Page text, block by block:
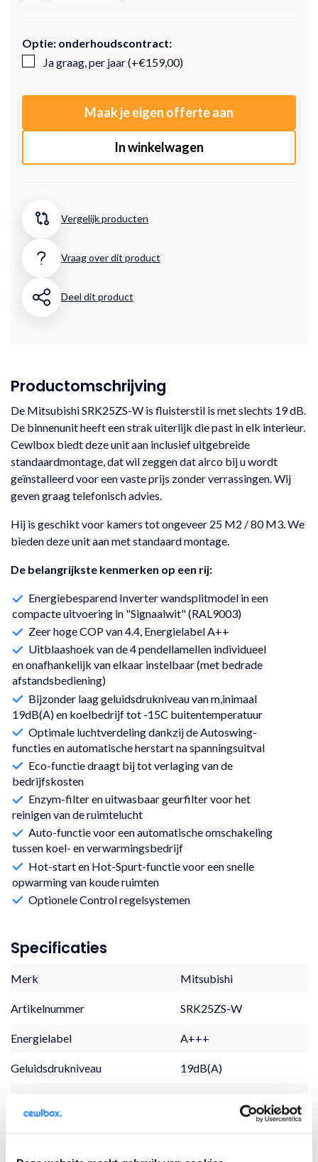
Optie: onderhoudscontract:
Ja graag, per jaar (+€159,00)
Maak je eigen offerte aan
In winkelwagen
Vergelijk producten
Vraag over dit product
Deel dit product
Productomschrijving
De Mitsubishi SRK25ZS-W is fluisterstil is met slechts 19 dB.
De binnenunit heeft een strak uiterlijk die past in elk interieur.
Cewlbox biedt deze unit aan inclusief uitgebreide
standaardmontage, dat wil zeggen dat airco bij u wordt
geïnstalleerd voor een vaste prijs zonder verrassingen. Wij
geven graag telefonisch advies.
Hij is geschikt voor kamers tot ongeveer 25 M2 / 80 M3. We
bieden deze unit aan met standaard montage.
De belangrijkste kenmerken op een rij:
Energiebesparend Inverter wandsplitmodel in een
compacte uitvoering in "Signaalwit" (RAL9003)
Zeer hoge COP van 4.4, Energielabel A++
Uitblaashoek van de 4 pendellamellen individueel
en onafhankelijk van elkaar instelbaar (met bedrade
afstandsbediening)
Bijzonder laag geluidsdrukniveau van m,inimaal
19dB(A) en koelbedrijf tot -15C buitentemperatuur
Optimale luchtverdeling dankzij de Autoswing-
functies en automatische herstart na spanningsuitval
Eco-functie draagt bij tot verlaging van de
bedrijfskosten
Enzym-filter en uitwasbaar geurfilter voor het
reinigen van de ruimtelucht
Auto-functie voor een automatische omschakeling
tussen koel- en verwarmingsbedrijf
Hot-start en Hot-Spurt-functie voor een snelle
opwarming van koude ruimten
Optionele Control regelsystemen
Specificaties
Merk Mitsubishi
Artikelnummer SRK25ZS-W
Energielabel A+++
Geluidsdrukniveau 19dB(A)
Verwarmingscapaciteit